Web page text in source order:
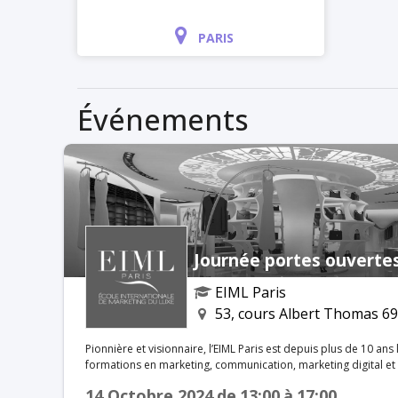
PARIS
Événements
Journée portes
EIML Paris
53, cours Albert Thomas
Pionnière et visionnaire, l’EIML Paris est depuis plus de 10
formations en marketing, communication, marketing digital et
format pédagogique en 5 ans, l’alternance, les